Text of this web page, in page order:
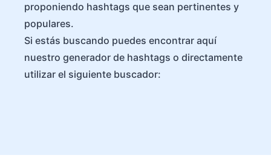
proponiendo hashtags que sean pertinentes y
populares.
Si estás buscando puedes encontrar aquí
nuestro generador de hashtags o directamente
utilizar el siguiente buscador: